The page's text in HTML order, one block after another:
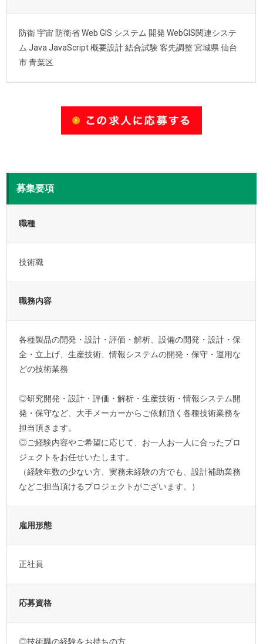
防衛 宇宙 防衛省 Web GIS システム 開発 WebGIS関連システ
ム Java JavaScript 概要設計 結合試験 客先調整 宮城県 仙台
市 青葉区
募集要項
職種
技術職
職務内容
各種製品の開発・設計・評価・解析、設備の開発・設計・保
全・立上げ、生産技術、情報システムの開発・保守・運用な
どの技術業務
◎研究開発・設計・評価・解析・生産技術・情報システム開
発・保守など、大手メーカーからご依頼頂く各種技術業務を
担当頂きます。
◎ご経験内容やご希望に応じて、お一人お一人に合ったプロ
ジェクトをお任せいたします。
（経験年数の少ない方、実務未経験の方でも、設計補助業務
などご担当頂けるプロジェクトがございます。）
雇用形態
正社員
応募資格
◎技術職の経験をお持ちの方